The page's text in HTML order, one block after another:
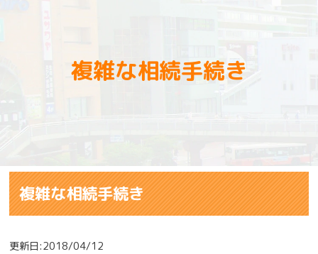
複雑な相続手続き
複雑な相続手続き
更新日:2018/04/12